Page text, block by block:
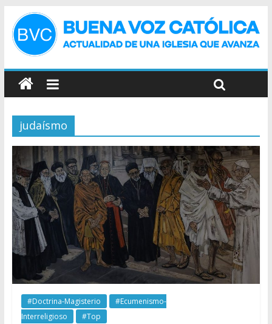
judaísmo
#Doctrina-Magisterio
#Ecumenismo-
Interreligioso
#Top